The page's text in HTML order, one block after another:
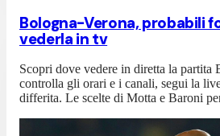
Bologna-Verona, probabili
vederla in tv
Scopri dove vedere in diretta la partita
controlla gli orari e i canali, segui la
differita. Le scelte di Motta e Baroni